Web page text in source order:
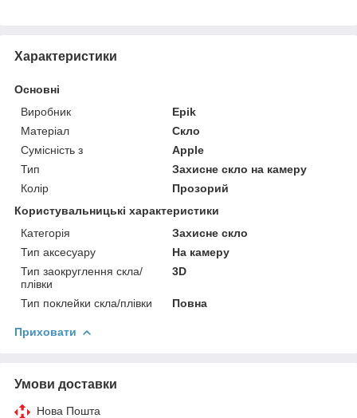
Характеристики
Основні
Виробник
Epik
Матеріал
Скло
Сумісність з
Apple
Тип
Захисне скло на камеру
Колір
Прозорий
Користувальницькі характеристики
Категорія
Захисне скло
Тип аксесуару
На камеру
Тип заокруглення скла/
плівки
3D
Тип поклейки скла/плівки Повна
Приховати
Умови доставки
Нова Пошта